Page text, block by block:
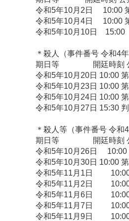
令和5年10月2日 10:00
令和5年10月4日 10:00
令和5年10月10日
＊殺人（事件番号 令和4
期日等 開廷時刻 公
令和5年10月20日 10:00
令和5年10月23日 10:00
令和5年10月24日 10:00
令和5年10月27日
＊殺人等（事件番号 令和
期日等 開廷時刻 公
令和5年10月26日 10:00
令和5年10月30日 10:00
令和5年11月1日
令和5年11月2日
令和5年11月6日
令和5年11月7日
令和5年11月9日